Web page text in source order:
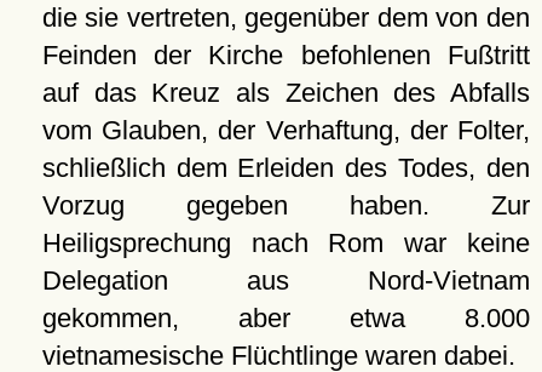
die sie vertreten, gegenüber dem von den
Feinden der Kirche befohlenen Fußtritt
auf das Kreuz als Zeichen des Abfalls
vom Glauben, der Verhaftung, der Folter,
schließlich dem Erleiden des Todes, den
Vorzug gegeben haben. Zur
Heiligsprechung nach Rom war keine
Delegation aus Nord-Vietnam
gekommen, aber etwa 8.000
vietnamesische Flüchtlinge waren dabei.